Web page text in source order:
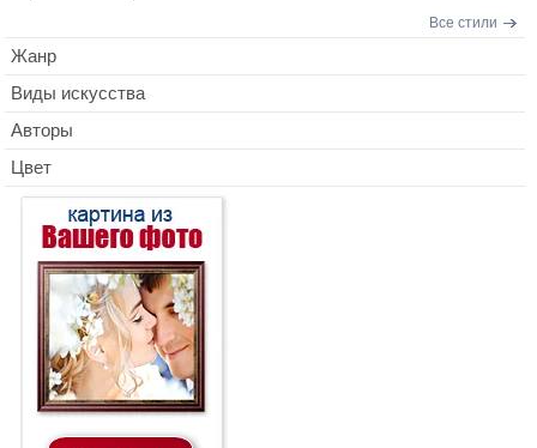
Все стили
Жанр
Виды искусства
Авторы
Цвет